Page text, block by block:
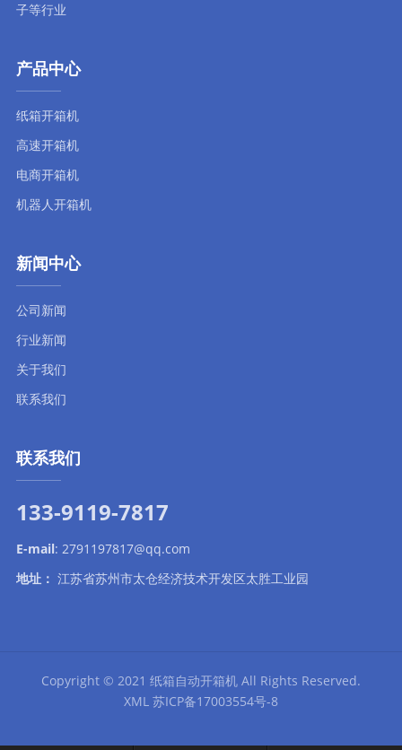
子等行业
产品中心
纸箱开箱机
高速开箱机
电商开箱机
机器人开箱机
新闻中心
公司新闻
行业新闻
关于我们
联系我们
联系我们
133-9119-7817
E-mail: 2791197817@qq.com
地址： 江苏省苏州市太仓经济技术开发区太胜工业园
Copyright © 2021 纸箱自动开箱机All Rights Reserved.
XML 苏ICP备17003554号-8